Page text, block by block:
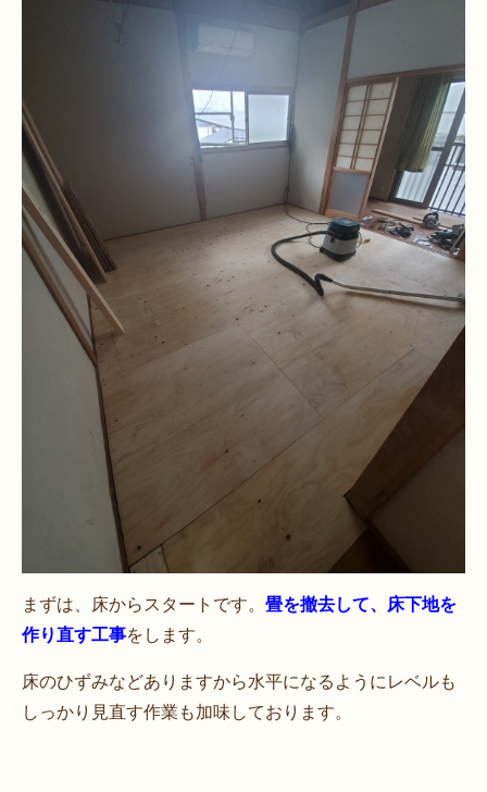
まずは、床からスタートです。 畳を撤去して、床下地を
作り直す工事をします。
床のひずみなどありますから水平になるようにレベルも
しっかり見直す作業も加味しております。